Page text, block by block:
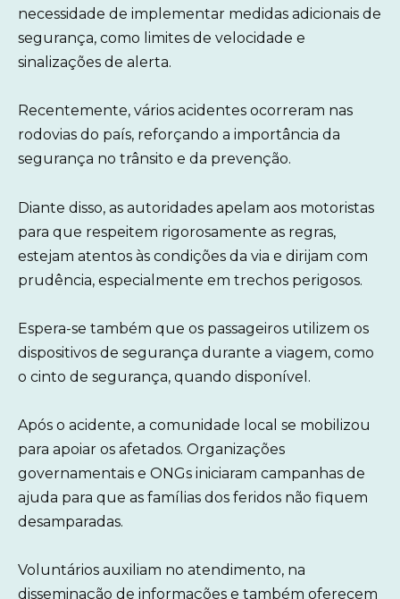
necessidade de implementar medidas adicionais de
segurança, como limites de velocidade e
sinalizações de alerta.
Recentemente, vários acidentes ocorreram nas
rodovias do país, reforçando a importância da
segurança no trânsito e da prevenção.
Diante disso, as autoridades apelam aos motoristas
para que respeitem rigorosamente as regras,
estejam atentos às condições da via e dirijam com
prudência, especialmente em trechos perigosos.
Espera-se também que os passageiros utilizem os
dispositivos de segurança durante a viagem, como
o cinto de segurança, quando disponível.
Após o acidente, a comunidade local se mobilizou
para apoiar os afetados. Organizações
governamentais e ONGs iniciaram campanhas de
ajuda para que as famílias dos feridos não fiquem
desamparadas.
Voluntários auxiliam no atendimento, na
disseminação de informações e também oferecem